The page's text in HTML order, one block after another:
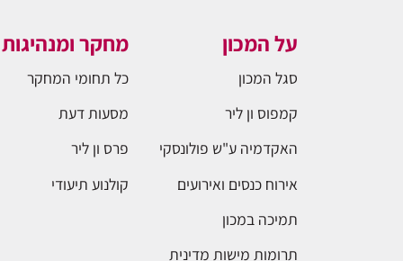
על המכון
סגל המכון
קמפוס ון ליר
האקדמיה ע"ש פולונסקי
אירוח כנסים ואירועים
תמיכה במכון
תרומות מישות מדינית
מחקר ומנהיגות
כל תחומי המחקר
מסעות דעת
פרס ון ליר
קולנוע תיעודי